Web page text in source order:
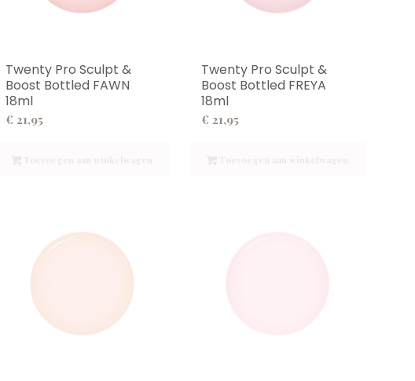
Twenty Pro Sculpt &
Boost Bottled FAWN
18ml
€ 21,95
Twenty Pro Sculpt &
Boost Bottled FREYA
18ml
€ 21,95